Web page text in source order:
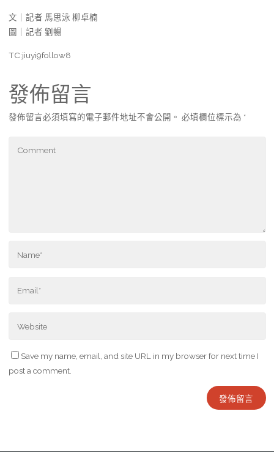
文｜記者 馬思泳 柳卓楠
圖｜記者 劉暢
TC:jiuyi9follow8
發佈留言
發佈留言必須填寫的電子郵件地址不會公開。 必填欄位標示為 *
Save my name, email, and site URL in my browser for next time I
post a comment.